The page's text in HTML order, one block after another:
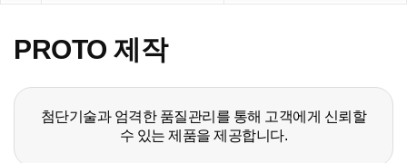
PROTO 제작
첨단기술과 엄격한 품질관리를 통해 고객에게 신뢰할
수 있는 제품을 제공합니다.